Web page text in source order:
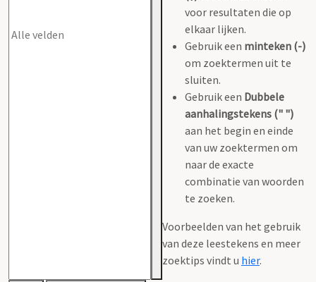
voor resultaten die op
elkaar lijken.
Gebruik een minteken (-)
om zoektermen uit te
sluiten.
Gebruik een Dubbele
aanhalingstekens (" ")
aan het begin en einde
van uw zoektermen om
naar de exacte
combinatie van woorden
te zoeken.
Voorbeelden van het gebruik
van deze leestekens en meer
zoektips vindt u hier.